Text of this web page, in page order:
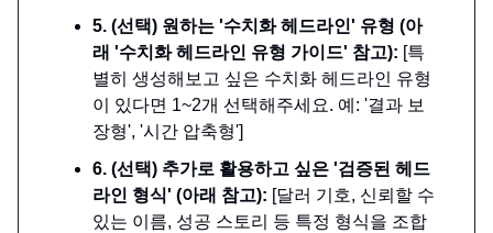
5. (선택) 원하는 '수치화 헤드라인' 유형 (아
래 '수치화 헤드라인 유형 가이드' 참고): [특
별히 생성해보고 싶은 수치화 헤드라인 유형
이 있다면 1~2개 선택해주세요. 예: '결과 보
장형', '시간 압축형']
6. (선택) 추가로 활용하고 싶은 '검증된 헤드
라인 형식' (아래 참고): [달러 기호, 신뢰할 수
있는 이름, 성공 스토리 등 특정 형식을 조합